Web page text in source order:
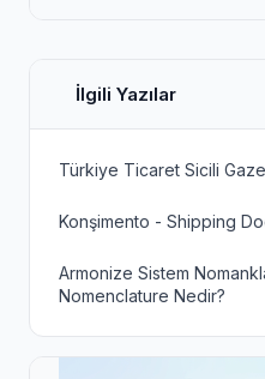
İlgili Yazılar
Türkiye Ticaret Sicili
Konşimento - Shipping
Armonize Sistem
Nomenclature Nedir?